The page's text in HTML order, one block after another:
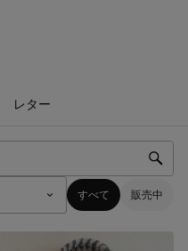
レター
すべて 販売中